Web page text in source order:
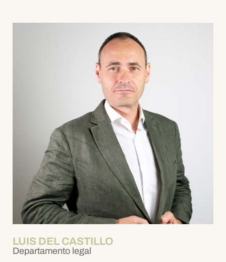
LUIS DEL CASTILLO
Departamento legal